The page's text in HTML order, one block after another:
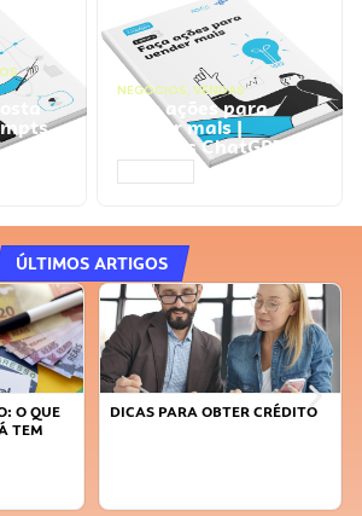
NEGÓCIOS, VENDAS
Faça ações para
vender mais |
Prompts ChatGPT
ÚLTIMOS ARTIGOS
QUE
DICAS PARA OBTER CRÉDITO